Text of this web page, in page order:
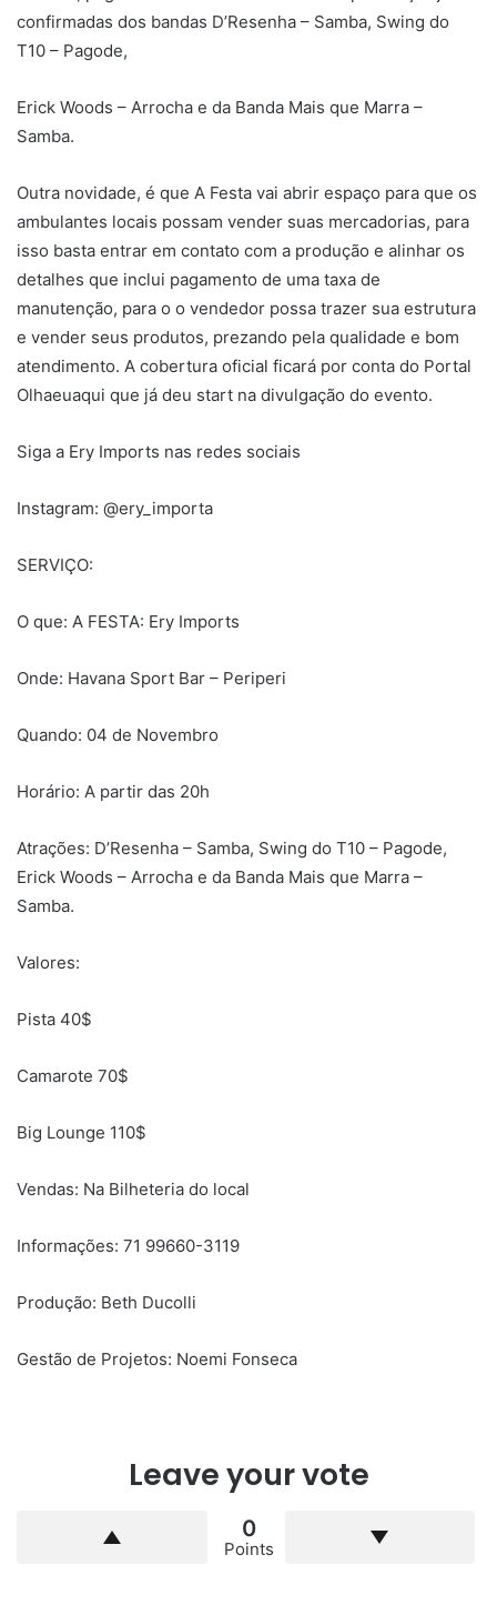
confirmadas dos bandas D’Resenha – Samba, Swing do
T10 – Pagode,
Erick Woods – Arrocha e da Banda Mais que Marra –
Samba.
Outra novidade, é que A Festa vai abrir espaço para que os
ambulantes locais possam vender suas mercadorias, para
isso basta entrar em contato com a produção e alinhar os
detalhes que inclui pagamento de uma taxa de
manutenção, para o o vendedor possa trazer sua estrutura
e vender seus produtos, prezando pela qualidade e bom
atendimento. A cobertura oficial ficará por conta do Portal
Olhaeuaqui que já deu start na divulgação do evento.
Siga a Ery Imports nas redes sociais
Instagram: @ery_importa
SERVIÇO:
O que: A FESTA: Ery Imports
Onde: Havana Sport Bar – Periperi
Quando: 04 de Novembro
Horário: A partir das 20h
Atrações: D’Resenha – Samba, Swing do T10 – Pagode,
Erick Woods – Arrocha e da Banda Mais que Marra –
Samba.
Valores:
Pista 40$
Camarote 70$
Big Lounge 110$
Vendas: Na Bilheteria do local
Informações: 71 99660-3119
Produção: Beth Ducolli
Gestão de Projetos: Noemi Fonseca
Leave your vote
0
Points